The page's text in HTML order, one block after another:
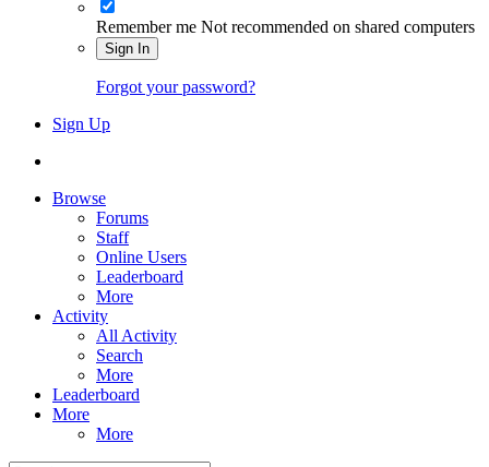
Remember me Not recommended on shared computers
Sign In
Forgot your password?
Sign Up
Browse
Forums
Staff
Online Users
Leaderboard
More
Activity
All Activity
Search
More
Leaderboard
More
More